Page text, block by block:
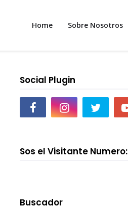
Home Sobre Nosotros
Social Plugin
Sos el Visitante Numero:
Buscador